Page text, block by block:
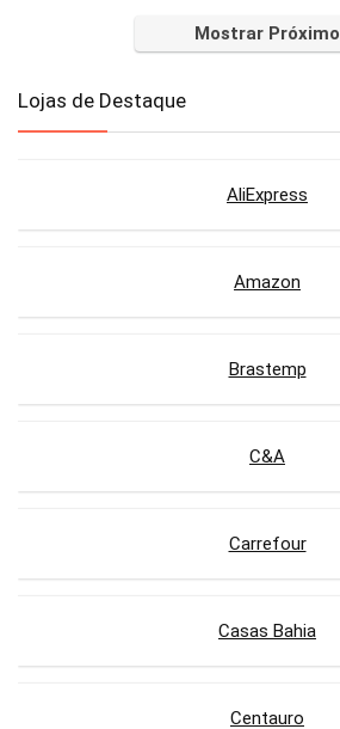
Mostrar Próximo
Lojas de Destaque
AliExpress
Amazon
Brastemp
C&A
Carrefour
Casas Bahia
Centauro